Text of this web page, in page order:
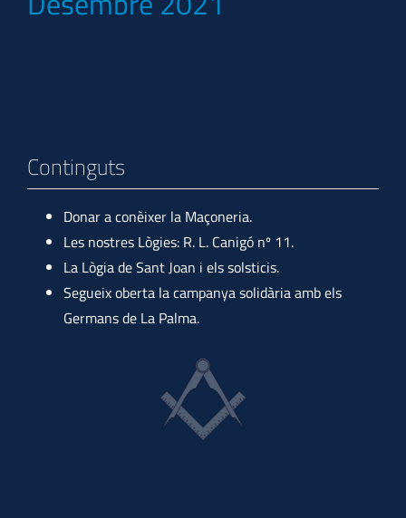
Continguts
Donar a conèixer la Maçoneria.
Les nostres Lògies: R. L. Canigó nº 11.
La Lògia de Sant Joan i els solsticis.
Segueix oberta la campanya solidària amb els
Germans de La Palma.